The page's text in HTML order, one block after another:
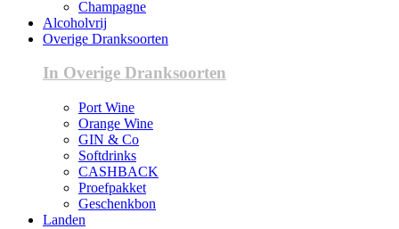
Champagne
Alcoholvrij
Overige Dranksoorten
In Overige Dranksoorten
Port Wine
Orange Wine
GIN & Co
Softdrinks
CASHBACK
Proefpakket
Geschenkbon
Landen